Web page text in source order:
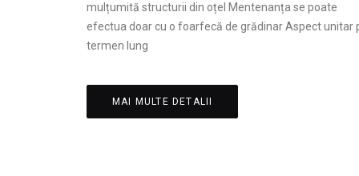
mulțumită structurii din oțel Mentenanța se poate
efectua doar cu o foarfecă de grădinar Aspect unitar
termen lung
MAI MULTE DETALII